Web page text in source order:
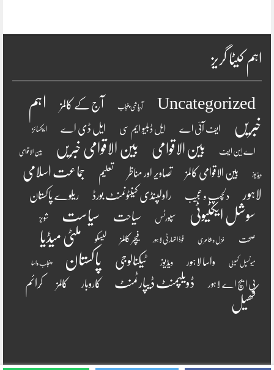
اہم کیٹا گریز
Uncategorized آبپاشی پنجاب آج کے کالمز
اہم
خبریں
ایف آئی اے ایل ڈبلیو ایم سی ایل ڈی اے ایکسائز
اے این ایف بین الاقوامی بین الاقوامی خبریں بین الاقوامی
ویڈیوز بین الاقوامی کالمز تصاویر اور مناظر تعلیم
جماعت اسلامی
لاہور
دلچسپ و عجیب راولپنڈی کینٹونمنٹ بورڈ ریلوے پاکستان
سوشل ایکٹیوٹی سپورٹس سیاحت سیاست شوبز
صحت غزل و شاعری فوڈ اتھارٹی لاہور فیچر کالمز لیسکو ملٹی میڈیا
میونسپل کمیٹی واسا لاہور ویڈیوز ٹیکنالوجی پاکستان پنجاب واسا
پی ایچ اے لاہور ڈویلپمنٹ ڈیپارٹمنٹ کاروبار کالمز کرائم
کھیل